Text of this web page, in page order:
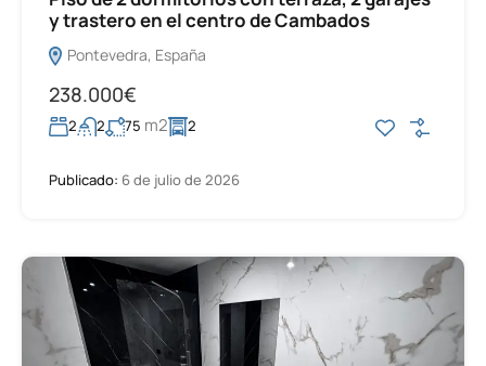
y trastero en el centro de Cambados
Pontevedra, España
238.000€
2 2 75 m2 2
Publicado: 6 de julio de 2026